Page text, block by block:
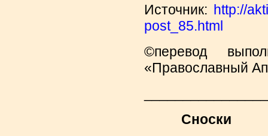
Источник: http://
post_85.html
©перевод
«Православный
Сноски